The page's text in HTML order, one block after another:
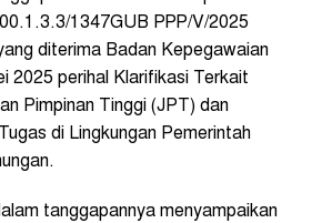
1347GUB PPP/V/2025
diterima Badan Kepegawaian
2025 perihal Klarifikasi Terkait
Pimpinan Tinggi (JPT) dan
di Lingkungan Pemerintah
tanggapannya menyampaikan